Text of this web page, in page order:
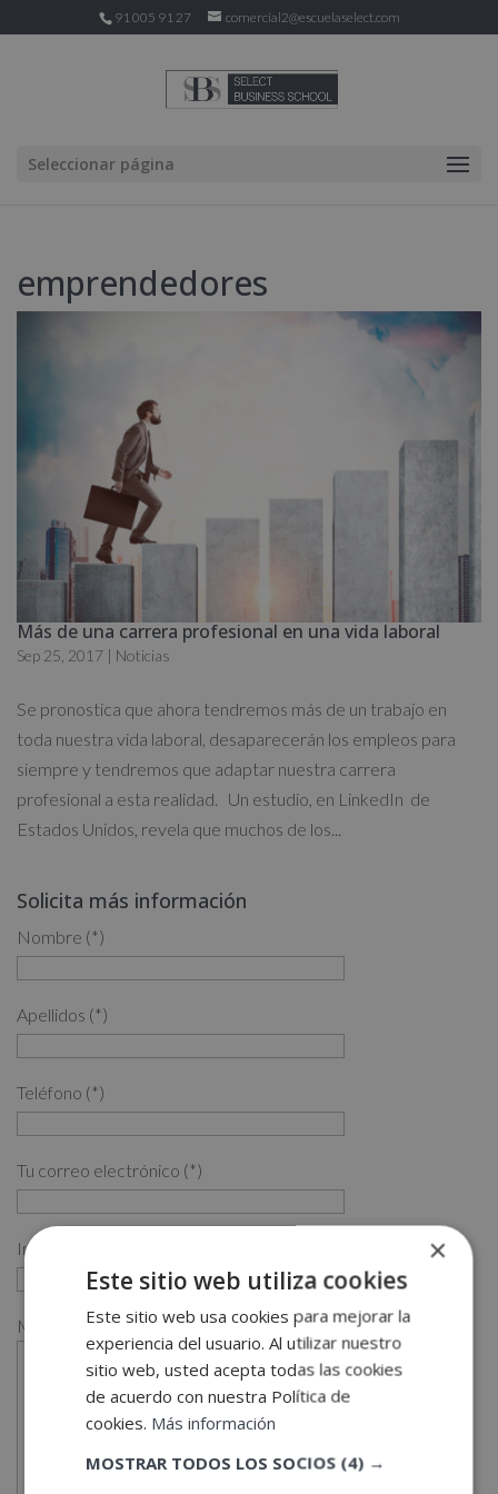
91 005 91 27 comercial2@escuelaselect.com
Seleccionar página
emprendedores
Más de una carrera profesional en una vida laboral
Sep 25, 2017 | Noticias
Se pronostica que ahora tendremos más de un trabajo en
toda nuestra vida laboral, desaparecerán los empleos para
siempre y tendremos que adaptar nuestra carrera
profesional a esta realidad. Un estudio, en LinkedIn de
Estados Unidos, revela que muchos de los...
Solicita más información
Nombre (*)
Apellidos (*)
Teléfono (*)
Tu correo electrónico (*)
Indícanos en qué curso estás interesado (*)
Mensaje
×
Este sitio web utiliza cookies
Este sitio web usa cookies para mejorar la
experiencia del usuario. Al utilizar nuestro
sitio web, usted acepta todas las cookies
de acuerdo con nuestra Política de
cookies. Más información
MOSTRAR TODOS LOS SOCIOS (4) →